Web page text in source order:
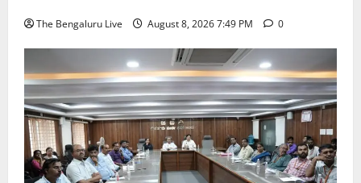
The Bengaluru Live August 8, 2026 7:49 PM 0